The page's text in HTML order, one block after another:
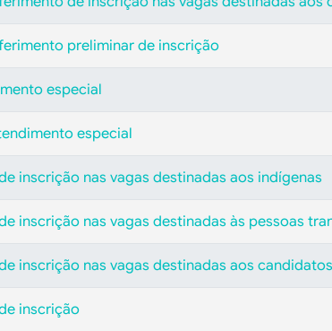
preliminar de inscrição
especial
especial
inscrição nas vagas destinadas aos indígenas
inscrição nas vagas destinadas às pessoas
inscrição nas vagas destinadas aos
inscrição